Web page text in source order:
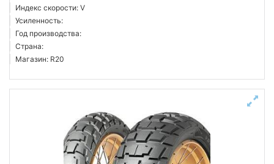
Индекс скорости: V
Усиленность:
Год производства:
Страна:
Магазин: R20